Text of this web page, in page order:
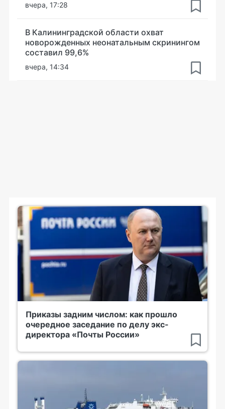
вчера, 17:28
В Калининградской области охват
новорожденных неонатальным скринингом
составил 99,6%
вчера, 14:34
Приказы задним числом: как прошло
очередное заседание по делу экс-
директора «Почты России»